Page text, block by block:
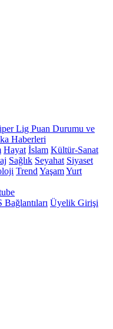
Lig Puan Durumu ve
Haberleri
Hayat İslam Kültür-Sanat
Sağlık Seyahat Siyaset
Trend YaşamYurt
Bağlantıları Üyelik Girişi